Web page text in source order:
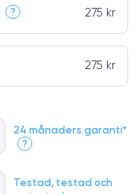
24 månaders garanti*
?
Testad, testad och
? 275 kr
275 kr